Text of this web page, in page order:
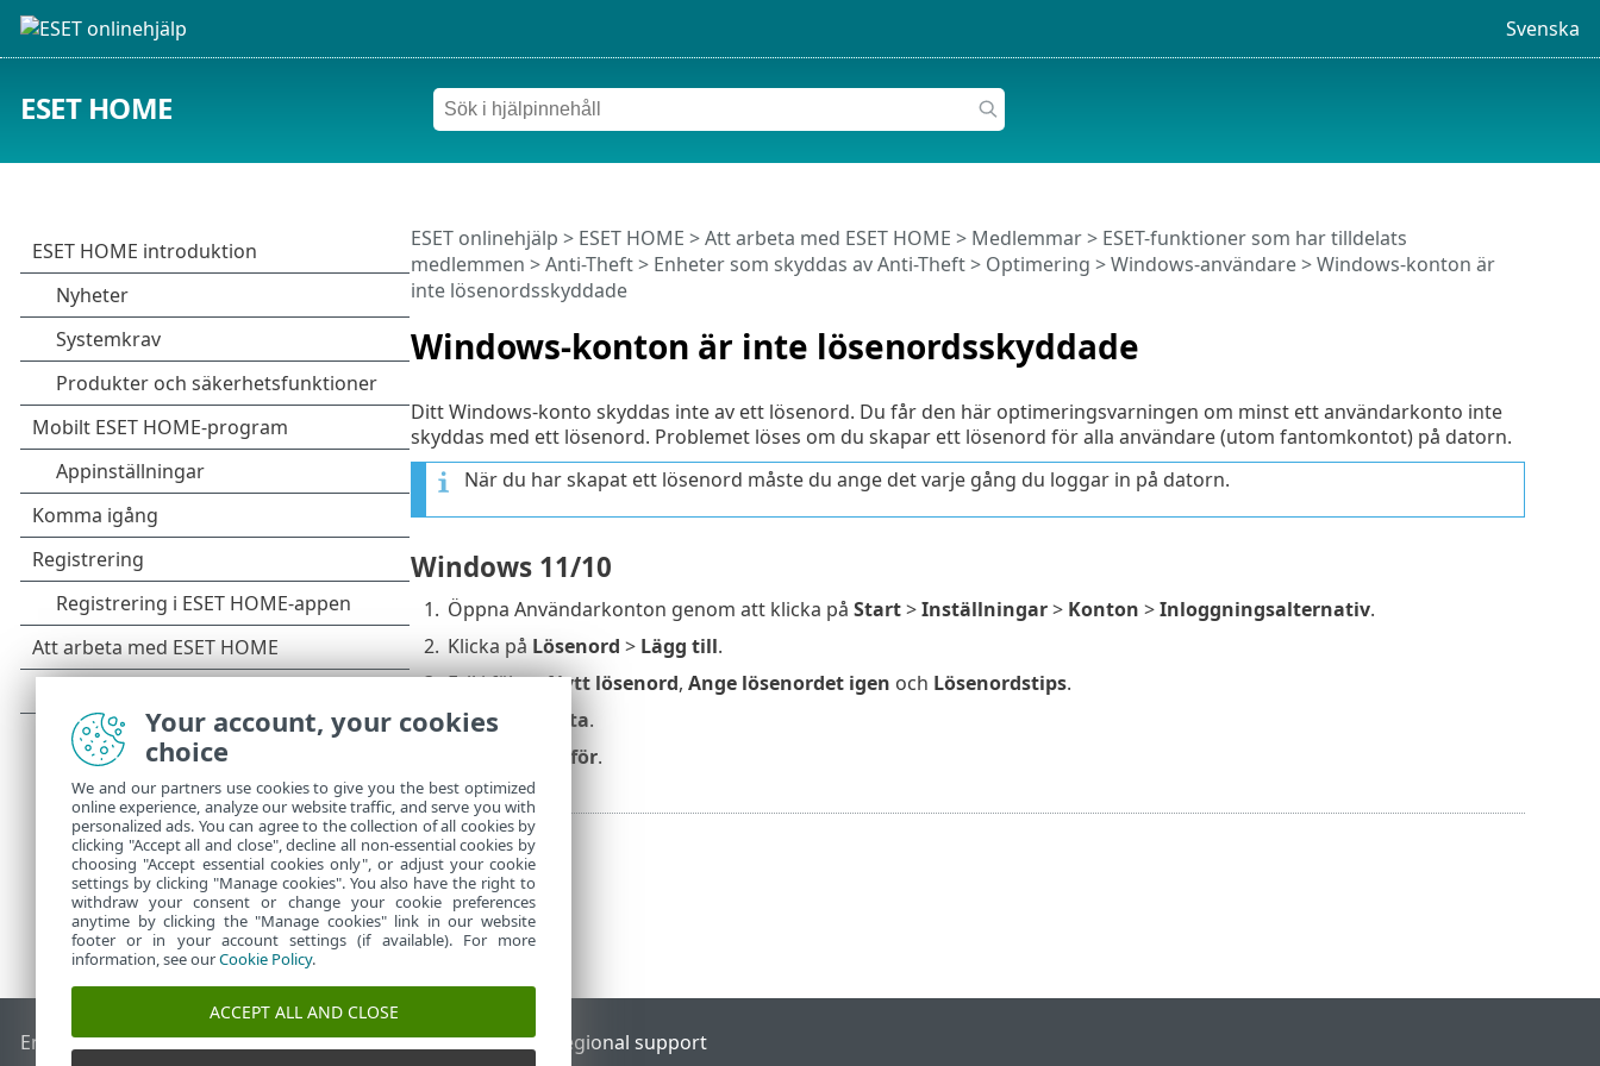
Svenska
ESET HOME
Windows-konton är inte lösenordsskyddade
ESET onlinehjälp > ESET HOME >Att arbeta med ESET HOME > Medlemmar> ESET-funktioner som har tilldelats
medlemmen >Anti-Theft> Enheter som skyddas av Anti-Theft> Optimering > Windows-användare > Windows-konton är
inte lösenordsskyddade
Ditt Windows-konto skyddas inte av ett lösenord. Du får den här optimeringsvarningen om minst ett användarkonto inte
skyddas med ett lösenord. Problemet löses om du skapar ett lösenord för alla användare (utom fantomkontot) på datorn.
När du har skapat ett lösenord måste du ange det varje gång du loggar in på datorn.
Windows 11/10
1. Öppna Användarkonton genom att klicka på Start>Inställningar> Konton >Inloggningsalternativ.
2. Klicka på Lösenord > Lägg till.
3. Fyll i fältenNytt lösenord, Ange lösenordet igen och Lösenordstips.
4. Klicka på Nästa.
Slutför.
End of LifeESET kunskapsbasESET forumESET Status Portal Regional support
Your account, your cookies
choice
We and our partners use cookies to give you the best optimized
online experience, analyze our website traffic, and serve you with
personalized ads. You can agree to the collection of all cookies by
clicking "Accept all and close", decline all non-essential cookies by
choosing "Accept essential cookies only", or adjust your cookie
settings by clicking "Manage cookies". You also have the right to
withdraw your consent or change your cookie preferences
anytime by clicking the "Manage cookies" link in our website
footer or in your account settings (if available). For more
information, see ourCookie Policy.
ACCEPT ALL AND CLOSE